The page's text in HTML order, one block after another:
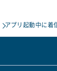
アプリ起動中に着